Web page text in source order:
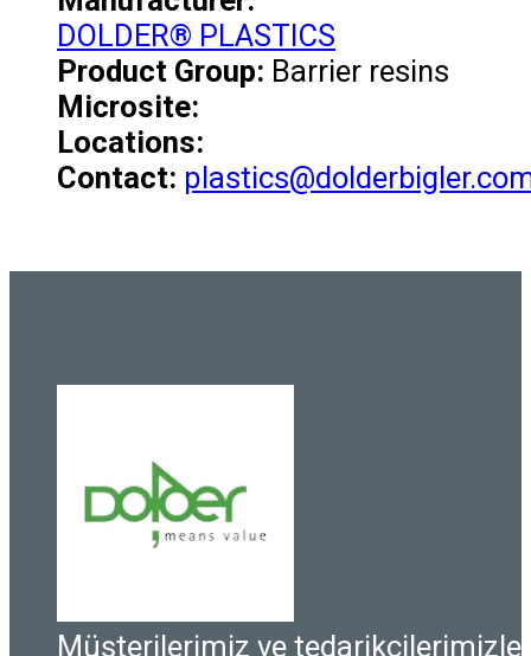
DOLDER® PLASTICS
Product Group: Barrier resins
Microsite:
Locations:
Contact:
Müşterilerimiz ve tedarikçilerimizle